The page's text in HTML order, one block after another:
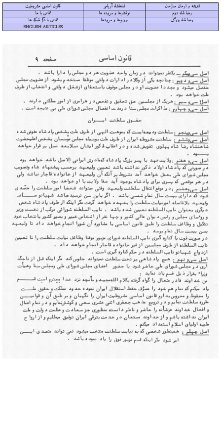
قانون اساسی مشروطیت شاهنشاه آریامهر
اندیشه و ارمان سازمان
تماس با ما
نوشتارها و سروده ها
رضا شاه دوم
تماس با دگر شبکه ها
ویدیوها و سرودها
رضا شاه بزرگ
ENGLISH ARTICLES